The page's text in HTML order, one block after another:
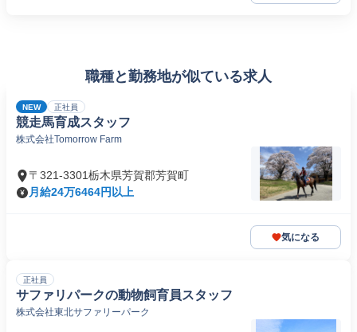
職種と勤務地が似ている求人
NEW 正社員
競走馬育成スタッフ
株式会社Tomorrow Farm
〒321-3301栃木県芳賀郡芳賀町
月給24万6464円以上
気になる
正社員
サファリパークの動物飼育員スタッフ
株式会社東北サファリーパーク